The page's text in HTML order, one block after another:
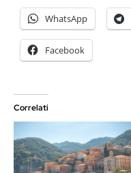
WhatsApp
Facebook
Correlati